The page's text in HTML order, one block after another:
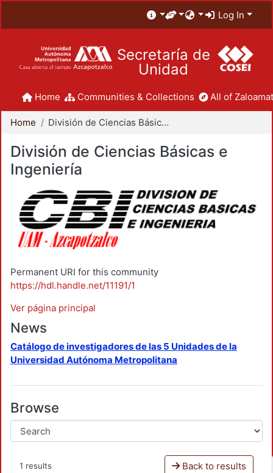
Log In
Secretaría de
Unidad
Home Communities & Collections All of
Home División de Ciencias Básicas e Ingeniería
División de Ciencias Básicas e
Ingeniería
Permanent URI for this community
https://hdl.handle.net/11191/1
Ver página principal
News
Catálogo de investigadores de las 5 Unidades de la
Universidad Autónoma Metropolitana
Browse
1 results Back to results